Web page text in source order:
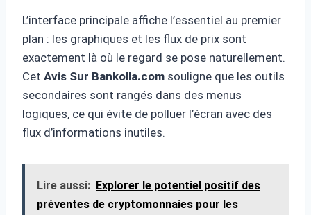
L’interface principale affiche l’essentiel au premier
plan : les graphiques et les flux de prix sont
exactement là où le regard se pose naturellement.
Cet Avis Sur Bankolla.com souligne que les outils
secondaires sont rangés dans des menus
logiques, ce qui évite de polluer l’écran avec des
flux d’informations inutiles.
Lire aussi: Explorer le potentiel positif des
préventes de cryptomonnaies pour les